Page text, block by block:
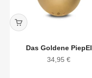
Das Goldene PiepEI
Angebot
34,95 €